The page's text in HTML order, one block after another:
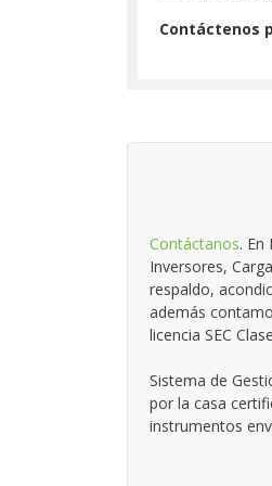
Contáctenos
Contáctanos.
Inversores,
respaldo,
además
licencia SEC
Sistema de
por la casa
instrumentos